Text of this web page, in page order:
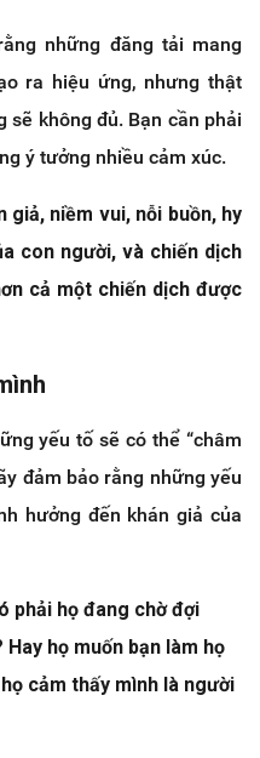
những đăng tải mang
ra hiệu ứng, nhưng thật
sẽ không đủ. Bạn cần phải
ý tưởng nhiều cảm xúc.
giả, niềm vui, nỗi buồn, hy
con người, và chiến dịch
cả một chiến dịch được
yếu tố sẽ có thể “châm
đảm bảo rằng những yếu
hưởng đến khán giả của
phải họ đang chờ đợi
Hay họ muốn bạn làm họ
cảm thấy mình là người